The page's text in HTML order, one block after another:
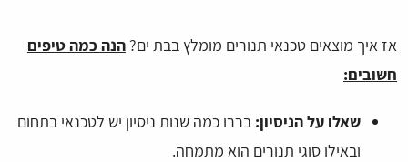
אז איך מוצאים טכנאי תנורים מומלץ בבת ים? הנה כמה טיפים
חשובים:
שאלו על הניסיון: בררו כמה שנות ניסיון יש לטכנאי בתחום
ובאילו סוגי תנורים הוא מתמחה.